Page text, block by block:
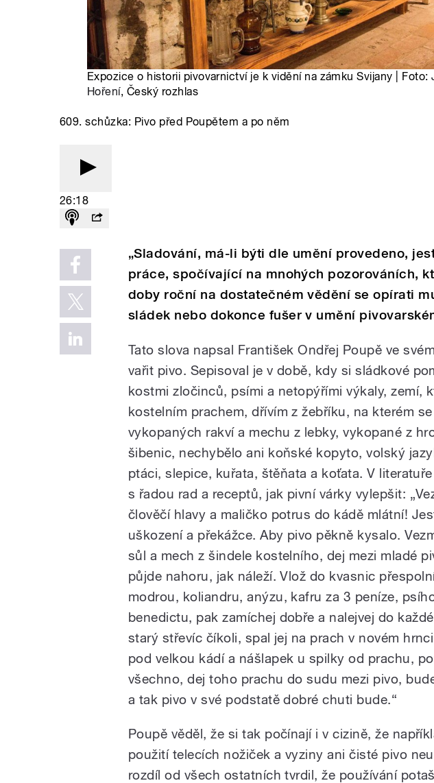
Expozice o historii pivovarnictví je k vidění na zámku Svijany | Foto:
Hoření, Český rozhlas
609. schůzka: Pivo před Poupětem a po něm
26:18
„Sladování, má-li býti dle umění provedeno,
práce, spočívající na mnohých pozorováních,
doby roční na dostatečném vědění se opírati
sládek nebo dokonce fušer v umění
Tato slova napsal František Ondřej Poupě ve
vařit pivo. Sepisoval je v době, kdy si sládkové
kostmi zločinců, psími a netopýřími výkaly, zemí,
kostelním prachem, dřívím z žebříku, na kterém
vykopaných rakví a mechu z lebky, vykopané z
šibenic, nechybělo ani koňské kopyto, volský
ptáci, slepice, kuřata, štěňata a koťata. V
s řadou rad a receptů, jak pivní várky vylepšit:
člověčí hlavy a maličko potrus do kádě mlátní!
uškození a překážce. Aby pivo pěkně kysalo.
sůl a mech z šindele kostelního, dej mezi mladé
půjde nahoru, jak náleží. Vlož do kvasnic
modrou, koliandru, anýzu, kafru za 3 peníze,
benedictu, pak zamíchej dobře a nalejvej do
starý střevíc číkoli, spal jej na prach v novém
pod velkou kádí a nášlapek u spilky od prachu,
všechno, dej toho prachu do sudu mezi pivo,
a tak pivo v své podstatě dobré chuti bude.“
Poupě věděl, že si tak počínají i v cizině, že
použití telecích nožiček a vyziny ani čisté pivo
rozdíl od všech ostatních tvrdil, že používání